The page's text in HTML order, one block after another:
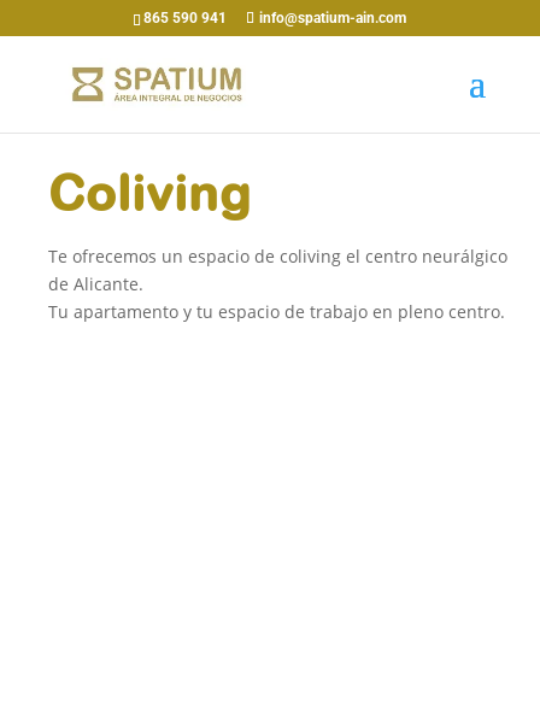
865 590 941 info@spatium-ain.com
Coliving
Te ofrecemos un espacio de coliving el centro neurálgico
de Alicante.
Tu apartamento y tu espacio de trabajo en pleno centro.